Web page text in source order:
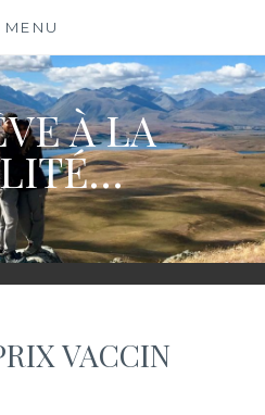
MENU
À LA
VACCIN